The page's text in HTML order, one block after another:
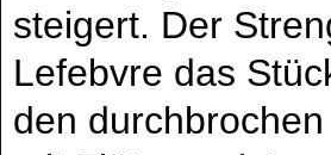
steigert. Der
Lefebvre das
den